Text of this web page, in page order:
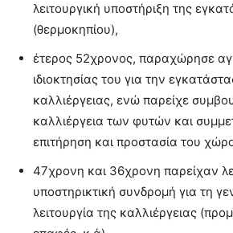
λειτουργική υποστήριξη της
(θερμοκηπίου),
έτερος 52χρονος, παραχώρησε
ιδιοκτησίας του για την
καλλιέργειας, ενώ παρείχε
καλλιέργεια των φυτών και
επιτήρηση και προστασία του
47χρονη και 36χρονη παρείχαν
υποστηρικτική συνδρομή για τη
λειτουργία της καλλιέργειας